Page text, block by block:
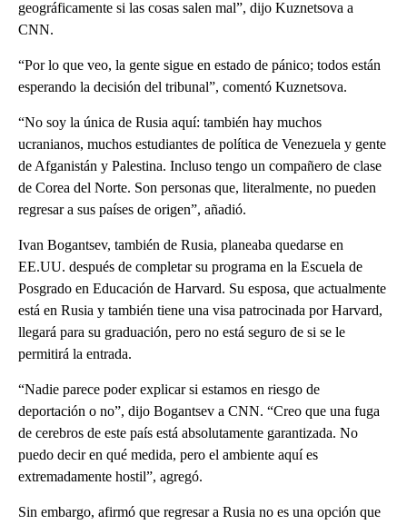
geográficamente si las cosas salen mal”, dijo Kuznetsova a
CNN.
“Por lo que veo, la gente sigue en estado de pánico; todos están
esperando la decisión del tribunal”, comentó Kuznetsova.
“No soy la única de Rusia aquí: también hay muchos
ucranianos, muchos estudiantes de política de Venezuela y gente
de Afganistán y Palestina. Incluso tengo un compañero de clase
de Corea del Norte. Son personas que, literalmente, no pueden
regresar a sus países de origen”, añadió.
Ivan Bogantsev, también de Rusia, planeaba quedarse en
EE.UU. después de completar su programa en la Escuela de
Posgrado en Educación de Harvard. Su esposa, que actualmente
está en Rusia y también tiene una visa patrocinada por Harvard,
llegará para su graduación, pero no está seguro de si se le
permitirá la entrada.
“Nadie parece poder explicar si estamos en riesgo de
deportación o no”, dijo Bogantsev a CNN. “Creo que una fuga
de cerebros de este país está absolutamente garantizada. No
puedo decir en qué medida, pero el ambiente aquí es
extremadamente hostil”, agregó.
Sin embargo, afirmó que regresar a Rusia no es una opción que